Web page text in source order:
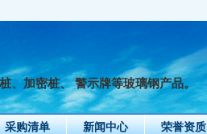
加密桩、 警示牌等玻璃钢产品。
采购清单 新闻中心 荣誉资质